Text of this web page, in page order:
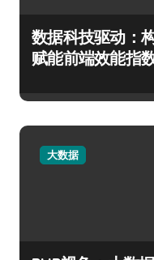
数据科技驱动：
赋能前端效能指
大数据